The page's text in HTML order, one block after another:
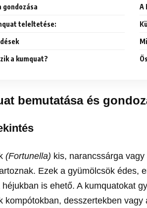
gondozása A
teleltetése:
a kumquat?
bemutatása és
(Fortunella) kis, narancssárga
Ezek a gyümölcsök édes,
héjukban is ehető. A kumquatokat
kompótokban, desszertekben vagy